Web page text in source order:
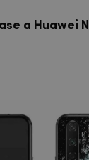
a Huawei